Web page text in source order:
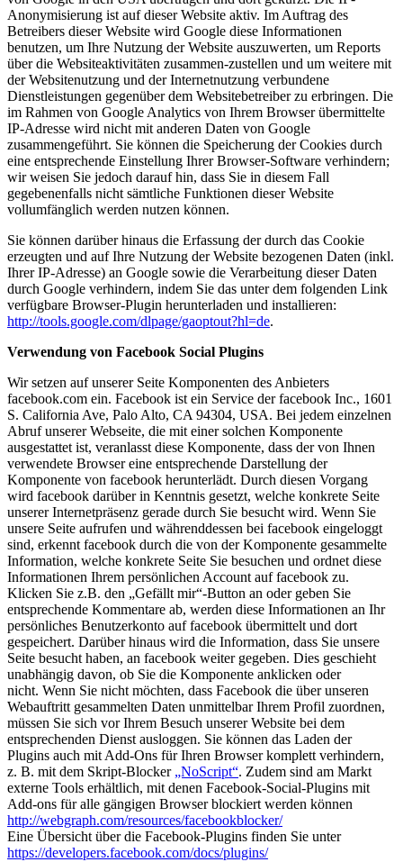
Anonymisierung ist auf dieser Website aktiv. Im Auftrag des
Betreibers dieser Website wird Google diese Informationen
benutzen, um Ihre Nutzung der Website auszuwerten, um Reports
über die Websiteaktivitäten zusammen-zustellen und um weitere mit
der Websitenutzung und der Internetnutzung verbundene
Dienstleistungen gegenüber dem Websitebetreiber zu erbringen. Die
im Rahmen von Google Analytics von Ihrem Browser übermittelte
IP-Adresse wird nicht mit anderen Daten von Google
zusammengeführt. Sie können die Speicherung der Cookies durch
eine entsprechende Einstellung Ihrer Browser-Software verhindern;
wir weisen Sie jedoch darauf hin, dass Sie in diesem Fall
gegebenenfalls nicht sämtliche Funktionen dieser Website
vollumfänglich werden nutzen können.
Sie können darüber hinaus die Erfassung der durch das Cookie
erzeugten und auf Ihre Nutzung der Website bezogenen Daten (inkl.
Ihrer IP-Adresse) an Google sowie die Verarbeitung dieser Daten
durch Google verhindern, indem Sie das unter dem folgenden Link
verfügbare Browser-Plugin herunterladen und installieren:
http://tools.google.com/dlpage/gaoptout?hl=de.
Verwendung von Facebook Social Plugins
Wir setzen auf unserer Seite Komponenten des Anbieters
facebook.com ein. Facebook ist ein Service der facebook Inc., 1601
S. California Ave, Palo Alto, CA 94304, USA. Bei jedem einzelnen
Abruf unserer Webseite, die mit einer solchen Komponente
ausgestattet ist, veranlasst diese Komponente, dass der von Ihnen
verwendete Browser eine entsprechende Darstellung der
Komponente von facebook herunterlädt. Durch diesen Vorgang
wird facebook darüber in Kenntnis gesetzt, welche konkrete Seite
unserer Internetpräsenz gerade durch Sie besucht wird. Wenn Sie
unsere Seite aufrufen und währenddessen bei facebook eingeloggt
sind, erkennt facebook durch die von der Komponente gesammelte
Information, welche konkrete Seite Sie besuchen und ordnet diese
Informationen Ihrem persönlichen Account auf facebook zu.
Klicken Sie z.B. den „Gefällt mir“-Button an oder geben Sie
entsprechende Kommentare ab, werden diese Informationen an Ihr
persönliches Benutzerkonto auf facebook übermittelt und dort
gespeichert. Darüber hinaus wird die Information, dass Sie unsere
Seite besucht haben, an facebook weiter gegeben. Dies geschieht
unabhängig davon, ob Sie die Komponente anklicken oder
nicht. Wenn Sie nicht möchten, dass Facebook die über unseren
Webauftritt gesammelten Daten unmittelbar Ihrem Profil zuordnen,
müssen Sie sich vor Ihrem Besuch unserer Website bei dem
entsprechenden Dienst ausloggen. Sie können das Laden der
Plugins auch mit Add-Ons für Ihren Browser komplett verhindern,
z. B. mit dem Skript-Blocker „NoScript“. Zudem sind am Markt
externe Tools erhältlich, mit denen Facebook-Social-Plugins mit
Add-ons für alle gängigen Browser blockiert werden können
http://webgraph.com/resources/facebookblocker/
Eine Übersicht über die Facebook-Plugins finden Sie unter
https://developers.facebook.com/docs/plugins/